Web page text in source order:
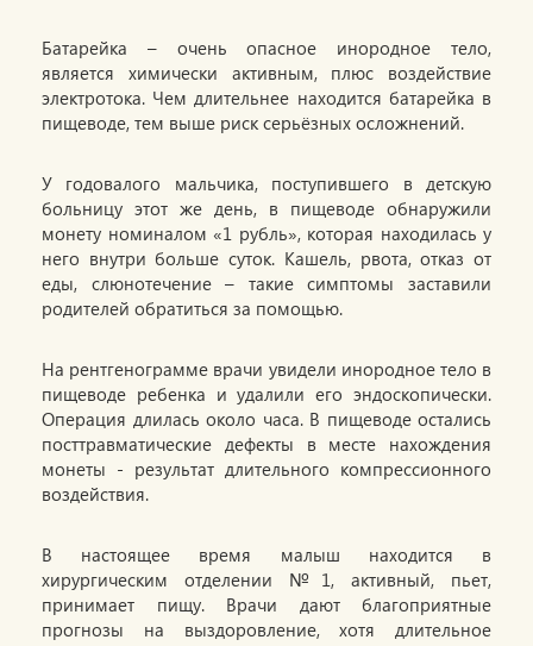
Батарейка – очень опасное инородное тело,
является химически активным, плюс воздействие
электротока. Чем длительнее находится батарейка в
пищеводе, тем выше риск серьёзных осложнений.
У годовалого мальчика, поступившего в детскую
больницу этот же день, в пищеводе обнаружили
монету номиналом «1 рубль», которая находилась у
него внутри больше суток. Кашель, рвота, отказ от
еды, слюнотечение – такие симптомы заставили
родителей обратиться за помощью.
На рентгенограмме врачи увидели инородное тело в
пищеводе ребенка и удалили его эндоскопически.
Операция длилась около часа. В пищеводе остались
посттравматические дефекты в месте нахождения
монеты - результат длительного компрессионного
воздействия.
В настоящее время малыш находится в
хирургическим отделении №1, активный, пьет,
принимает пищу. Врачи дают благоприятные
прогнозы на выздоровление, хотя длительное